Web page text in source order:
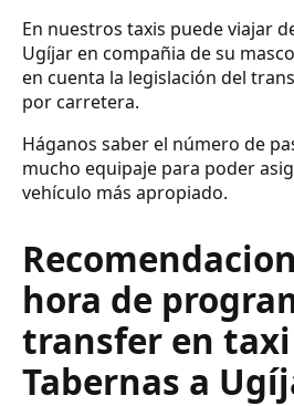
En nuestros taxis puede viajar
Ugíjar en compañia de su
en cuenta la legislación del
por carretera.
Háganos saber el número de
mucho equipaje para poder
vehículo más apropiado.
hora de
transfer en
Tabernas a